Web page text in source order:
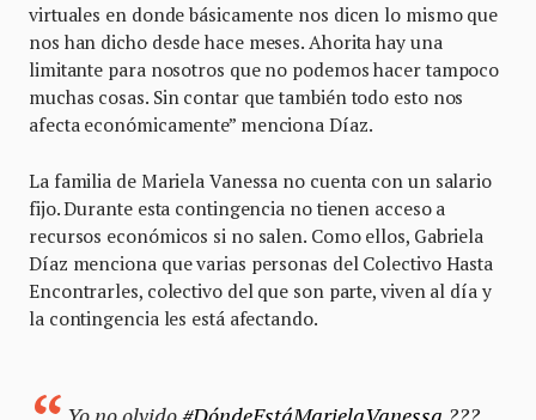
virtuales en donde básicamente nos dicen lo mismo que
nos han dicho desde hace meses. Ahorita hay una
limitante para nosotros que no podemos hacer tampoco
muchas cosas. Sin contar que también todo esto nos
afecta económicamente” menciona Díaz.
La familia de Mariela Vanessa no cuenta con un salario
fijo. Durante esta contingencia no tienen acceso a
recursos económicos si no salen. Como ellos, Gabriela
Díaz menciona que varias personas del Colectivo Hasta
Encontrarles, colectivo del que son parte, viven al día y
la contingencia les está afectando.